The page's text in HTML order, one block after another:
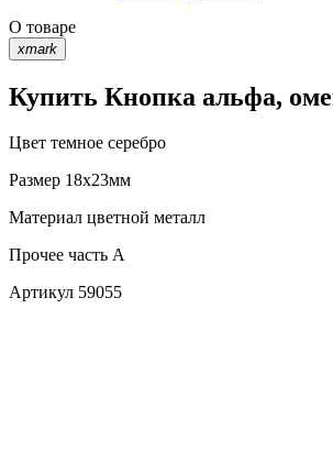
О товаре
xmark
Купить Кнопка альфа,
Цвет темное серебро
Размер 18х23мм
Материал цветной металл
Прочее часть A
Артикул 59055